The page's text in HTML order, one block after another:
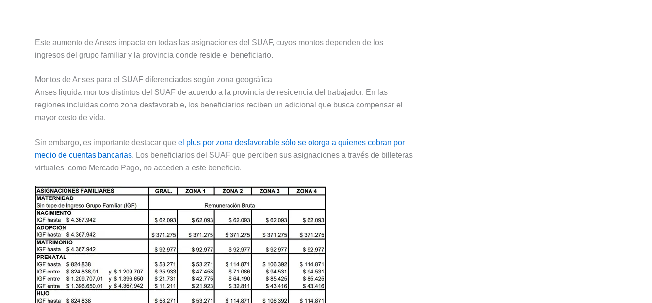
Este aumento de Anses impacta en todas las asignaciones del SUAF, cuyos montos dependen de los
ingresos del grupo familiar y la provincia donde reside el beneficiario.
Montos de Anses para el SUAF diferenciados según zona geográfica
Anses liquida montos distintos del SUAF de acuerdo a la provincia de residencia del trabajador. En las
regiones incluidas como zona desfavorable, los beneficiarios reciben un adicional que busca compensar el
mayor costo de vida.
Sin embargo, es importante destacar que el plus por zona desfavorable sólo se otorga a quienes cobran por
medio de cuentas bancarias. Los beneficiarios del SUAF que perciben sus asignaciones a través de billeteras
virtuales, como Mercado Pago, no acceden a este beneficio.